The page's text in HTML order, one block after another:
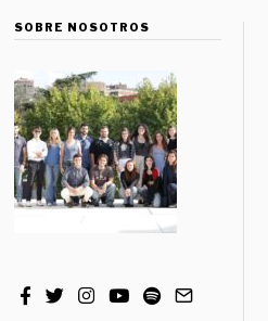
SOBRE NOSOTROS